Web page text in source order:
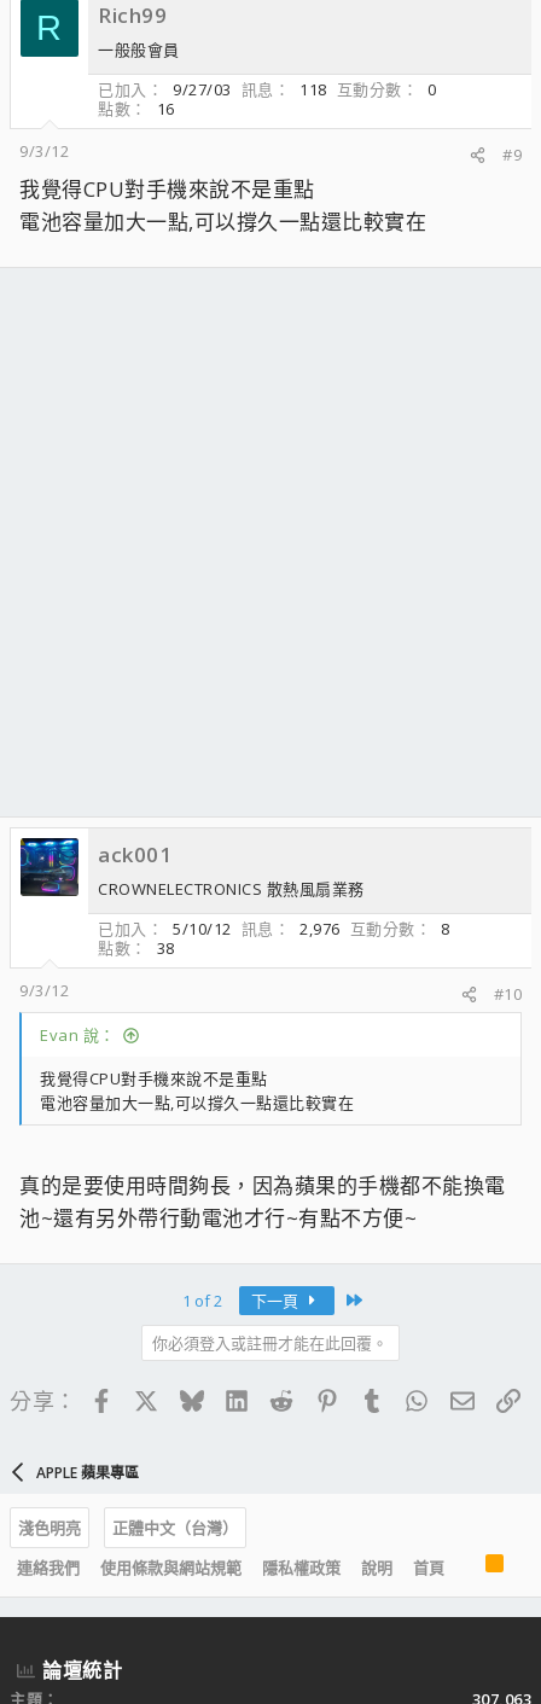
R Rich99
一般般會員
已加入
9/27/03 訊息 118 互動分數
0
點數
16
9/3/12
#9
我覺得CPU對手機來說不是重點
電池容量加大一點,可以撐久一點還比較實在
ack001
CROWNELECTRONICS 散熱風扇業務
已加入
5/10/12 訊息 2,976 互動分數
8
點數
38
9/3/12
#10
Evan 說：
我覺得CPU對手機來說不是重點
電池容量加大一點,可以撐久一點還比較實在
真的是要使用時間夠長，因為蘋果的手機都不能換電
池~還有另外帶行動電池才行~有點不方便~
1 of 2 下一頁
你必須登入或註冊才能在此回覆。
分享： FacebookBlueskyLinkedIn
Reddit PinterestTumblrWhatsApp
電子
APPLE 蘋果專區
淺色明亮
正體中文（台灣）
連絡我們
使用條款與網站規範 隱私權政策 說明 首頁
R
S
S
論壇統計
主題
307,063